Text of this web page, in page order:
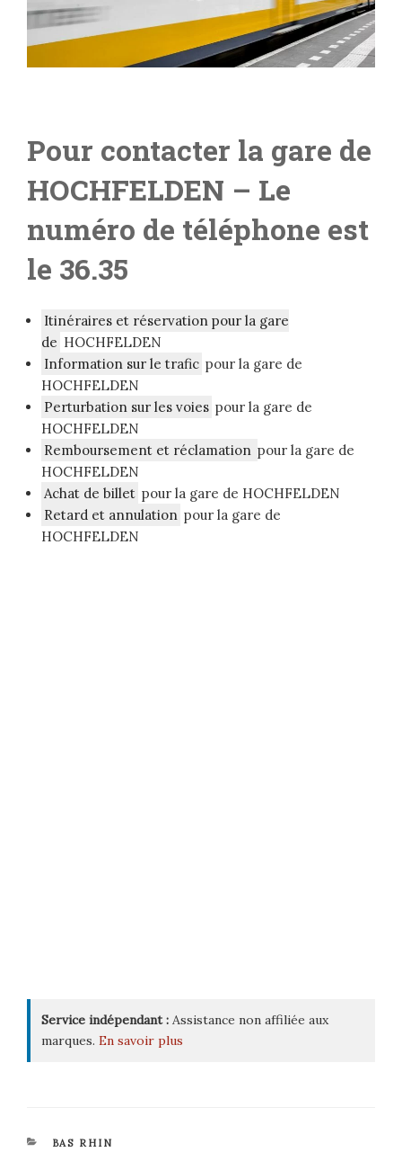
Pour contacter la gare de
HOCHFELDEN – Le
numéro de téléphone est
le 36.35
Itinéraires et réservation pour la gare
de HOCHFELDEN
Information sur le trafic pour la gare de
HOCHFELDEN
Perturbation sur les voies pour la gare de
HOCHFELDEN
Remboursement et réclamation pour la gare de
HOCHFELDEN
Achat de billet pour la gare de HOCHFELDEN
Retard et annulation pour la gare de
HOCHFELDEN
Service indépendant : Assistance non affiliée aux
marques. En savoir plus
CATÉGORIES
BAS RHIN